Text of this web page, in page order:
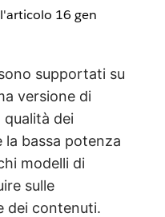
16 gen
supportati su
versione di
qualità dei
bassa potenza
modelli di
sulle
dei contenuti.